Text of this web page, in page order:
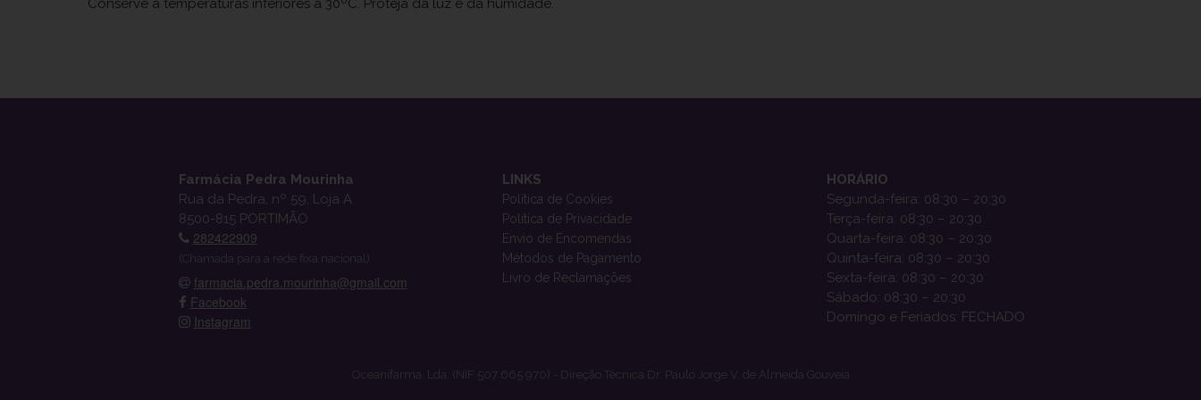
Farmácia Pedra Mourinha
Rua da Pedra, nº 59, Loja A
8500-815 PORTIMÃO
282422909
(Chamada para a rede fixa nacional)
farmacia.pedra.mourinha@gmail.com
Facebook
Instagram
LINKS
Política de Cookies
Política de Privacidade
Envio de Encomendas
Métodos de Pagamento
Livro de Reclamações
HORÁRIO
Segunda-feira: 08:30 – 20:30
Terça-feira: 08:30 – 20:30
Quarta-feira: 08:30 – 20:30
Quinta-feira: 08:30 – 20:30
Sexta-feira: 08:30 – 20:30
Sábado: 08:30 – 20:30
Domingo e Feriados: FECHADO
Oceanifarma, Lda. (NIF 507 665 970) - Direção Técnica Dr. Paulo Jorge V. de Almeida Gouveia